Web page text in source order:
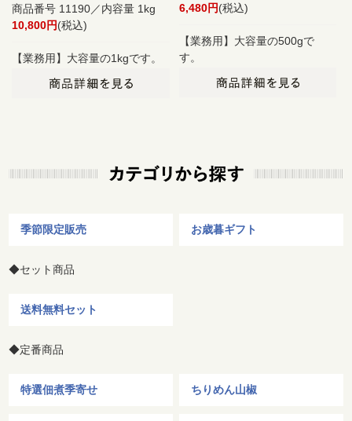
商品番号 11190／内容量 1kg
10,800円(税込)
【業務用】大容量の1kgです。
6,480円(税込)
【業務用】大容量の500gで
す。
季節限定販売 お歳暮ギフト
◆セット商品
送料無料セット
◆定番商品
特選佃煮季寄せ ちりめん山椒